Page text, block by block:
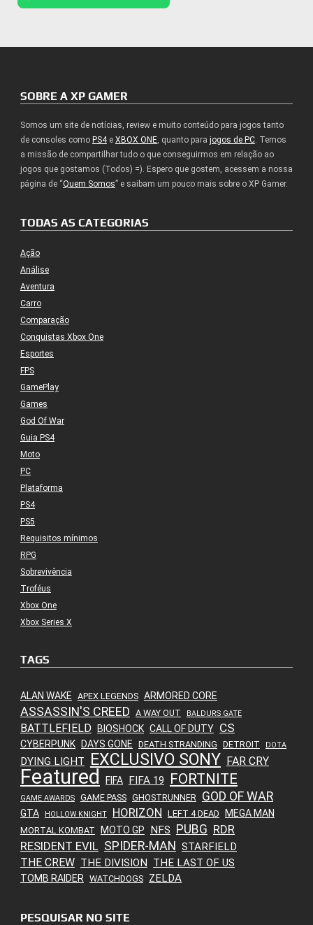
SOBRE A XP GAMER
Somos um site de notícias, review e muito conteúdo para jogos tanto
de consoles como PS4e XBOX ONE, quanto para jogos de PC. Temos
a missão de compartilhar tudo o que conseguirmos em relação ao
jogos que gostamos (Todos) =). Espero que gostem, acessem a nossa
página de “Quem Somos” e saibam um pouco mais sobre o XP Gamer.
TODAS AS CATEGORIAS
Ação
Análise
Aventura
Carro
Comparação
Conquistas Xbox One
Esportes
FPS
GamePlay
Games
God Of War
Guia PS4
Moto
PC
Plataforma
PS4
PS5
Requisitos mínimos
RPG
Sobrevivência
Troféus
Xbox One
Xbox Series X
TAGS
ALAN WAKE APEX LEGENDS ARMORED CORE
ASSASSIN'S CREED A WAY OUT BALDURS GATE
BATTLEFIELD BIOSHOCK CALL OF DUTY CS
CYBERPUNK DAYS GONE DEATH STRANDING DETROIT DOTA
DYING LIGHT EXCLUSIVO SONY FAR CRY
Featured FIFA FIFA 19 FORTNITE
GAME AWARDS GAME PASS GHOSTRUNNER GOD OF WAR
GTA HOLLOW KNIGHT HORIZON LEFT 4 DEAD MEGA MAN
MORTAL KOMBAT MOTO GP NFS PUBG RDR
RESIDENT EVIL SPIDER-MAN STARFIELD
THE CREW THE DIVISION THE LAST OF US
TOMB RAIDER WATCHDOGS ZELDA
PESQUISAR NO SITE